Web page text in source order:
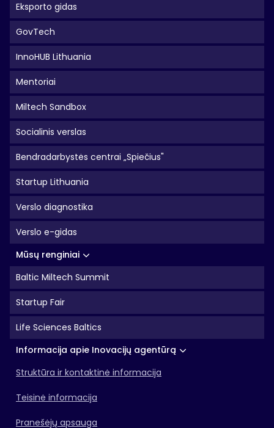
Eksporto gidas
GovTech
InnoHUB Lithuania
Mentoriai
Miltech Sandbox
Socialinis verslas
Bendradarbystės centrai „Spiečius"
Startup Lithuania
Verslo diagnostika
Verslo e-gidas
Mūsų renginiai
Baltic Miltech Summit
Startup Fair
Life Sciences Baltics
Informacija apie Inovacijų agentūrą
Struktūra ir kontaktinė informacija
Teisinė informacija
Pranešėjų apsauga